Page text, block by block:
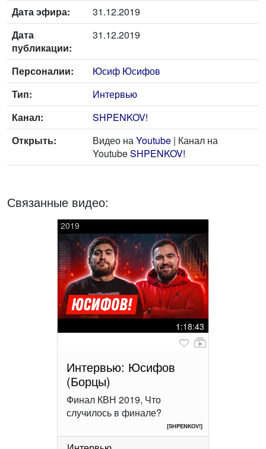
Дата эфира:
31.12.2019
Дата
публикации:
31.12.2019
Персоналии:
Юсиф Юсифов
Тип:
Интервью
Канал:
SHPENKOV!
Открыть:
Видео наYoutube | Канал на
YoutubeSHPENKOV!
Связанные видео:
2019
1:18:43
Интервью: Юсифов
(Борцы)
Финал КВН 2019, Что
случилось в финале?
[SHPENKOV!]